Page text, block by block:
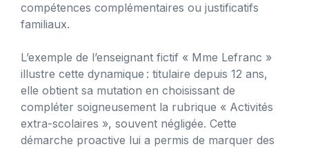
compétences complémentaires ou justificatifs
familiaux.
L’exemple de l’enseignant fictif « Mme Lefranc »
illustre cette dynamique : titulaire depuis 12 ans,
elle obtient sa mutation en choisissant de
compléter soigneusement la rubrique « Activités
extra-scolaires », souvent négligée. Cette
démarche proactive lui a permis de marquer des